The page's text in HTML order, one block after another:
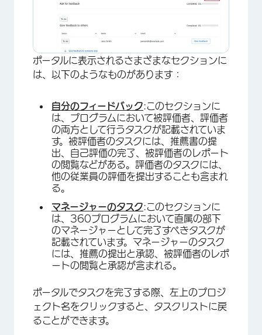
ポータルに表示されるさまざまなセクションに
は、以下のようなものがあります：
自分のフィードバック:このセクションに
は、プログラムにおいて被評価者、評価者
の両方として行うタスクが記載されていま
す。被評価者のタスクには、推薦書の提
出、自己評価の完了、被評価者のレポート
の閲覧などがある。評価者のタスクには、
他の従業員の評価を提出することも含まれ
る。
マネージャーのタスク:このセクションに
は、360プログラムにおいて直属の部下
のマネージャーとして完了すべきタスクが
記載されています。マネージャーのタスク
には、推薦の提出と承認、被評価者のレポ
ートの閲覧と承認が含まれる。
ポータルでタスクを完了する際、左上のプロジ
ェクト名をクリックすると、タスクリストに戻
ることができます。